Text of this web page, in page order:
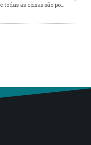
Com Ele todas as coisas são possíveis!